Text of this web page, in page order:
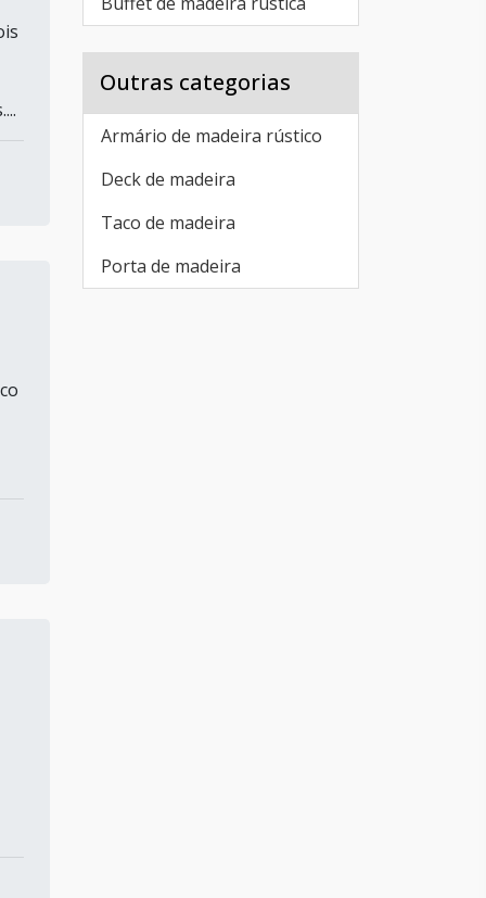
Outras categorias
Armário de madeira rústico
Deck de madeira
Taco de madeira
Porta de madeira